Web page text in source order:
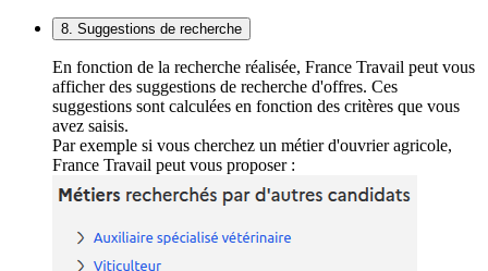
8. Suggestions de recherche
En fonction de la recherche réalisée, France Travail peut vous
afficher des suggestions de recherche d'offres. Ces
suggestions sont calculées en fonction des critères que vous
avez saisis.
Par exemple si vous cherchez un métier d'ouvrier agricole,
France Travail peut vous proposer :